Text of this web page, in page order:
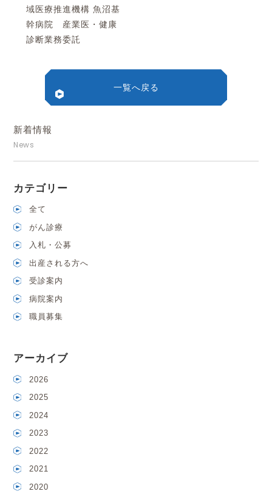
新着情報
News
カテゴリー
全て
がん診療
入札・公募
出産される方へ
受診案内
病院案内
職員募集
アーカイブ
2026
2025
2024
2023
2022
2021
2020
域医療推進機構 魚沼基
幹病院 産業医・健康
診断業務委託
一覧へ戻る